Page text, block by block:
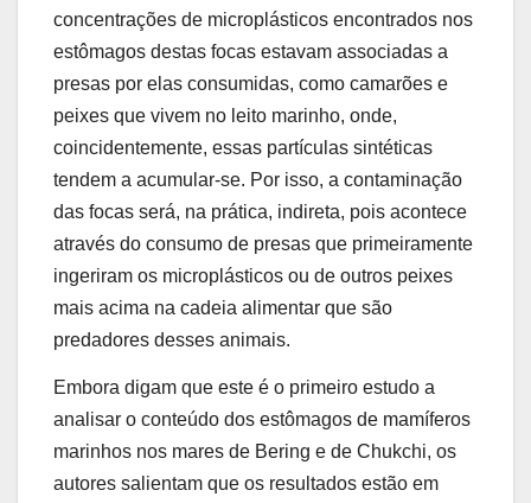
concentrações de microplásticos encontrados nos
estômagos destas focas estavam associadas a
presas por elas consumidas, como camarões e
peixes que vivem no leito marinho, onde,
coincidentemente, essas partículas sintéticas
tendem a acumular-se. Por isso, a contaminação
das focas será, na prática, indireta, pois acontece
através do consumo de presas que primeiramente
ingeriram os microplásticos ou de outros peixes
mais acima na cadeia alimentar que são
predadores desses animais.
Embora digam que este é o primeiro estudo a
analisar o conteúdo dos estômagos de mamíferos
marinhos nos mares de Bering e de Chukchi, os
autores salientam que os resultados estão em